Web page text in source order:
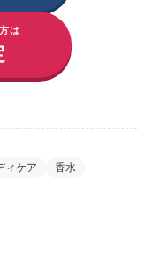
は
ィケア 香水